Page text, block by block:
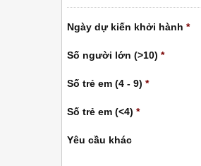
Ngày dự kiến ​​khởi hành *
Số người lớn (>10) *
Số trẻ em (4 - 9) *
Số trẻ em (<4) *
Yêu cầu khác